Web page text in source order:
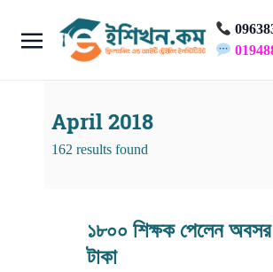
April 2018
162 results found
১৮০০ শিক্ষক পেলেন অবসর
টাকা